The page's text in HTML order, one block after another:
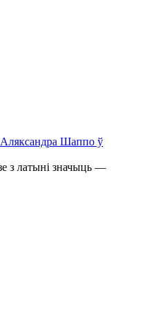
Аляксандра Шаппо ў
з латыні значыць —